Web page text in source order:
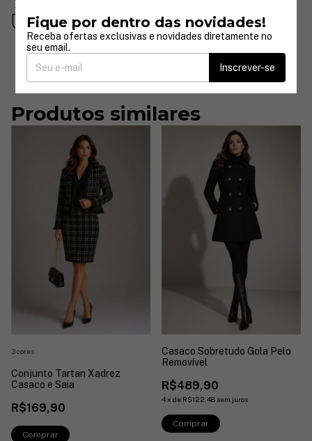
Compra segura
Seus dados protegidos
Produtos similares
Conjunto Tartan Xadrez
Casaco e Saia
R$169,90
3 cores
Comprar
Casaco Sobretudo Gola Pelo
Removível
R$489,90
4 x de R$122,48 sem juros
Comprar
Fique por dentro das novidades!
Receba ofertas exclusivas e novidades diretamente no
seu email.
Inscrever-se